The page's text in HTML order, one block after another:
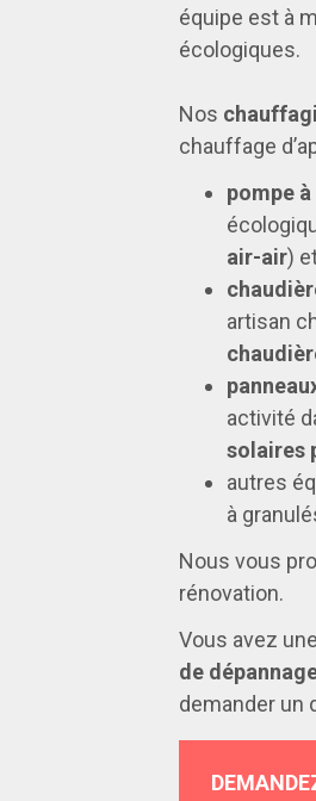
équipe est à
écologiques.
Nos
chauffage
pompe
air-air)
artisan
activité
solaires
autres
à
Nous vous
rénovation.
Vous avez
de
demander un